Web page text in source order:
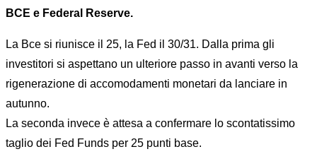
BCE e Federal Reserve.
La Bce si riunisce il 25, la Fed il 30/31. Dalla prima gli
investitori si aspettano un ulteriore passo in avanti verso la
rigenerazione di accomodamenti monetari da lanciare in
autunno.
La seconda invece è attesa a confermare lo scontatissimo
taglio dei Fed Funds per 25 punti base.